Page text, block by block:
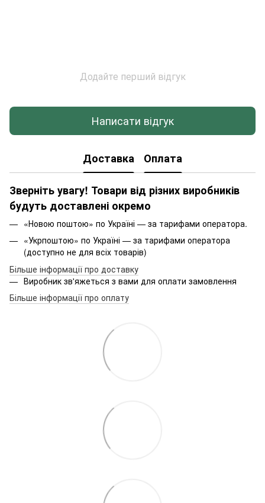
Додайте перший відгук
Написати відгук
Доставка Оплата
Зверніть увагу! Товари від різних виробників
будуть доставлені окремо
«Новою поштою» по Україні — за тарифами оператора.
«Укрпоштою» по Україні — за тарифами оператора
(доступно не для всіх товарів)
Більше інформації про доставку
Виробник зв'яжеться з вами для оплати замовлення
Більше інформації про оплату